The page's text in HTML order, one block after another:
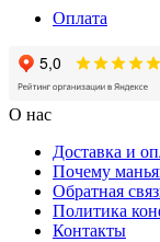
Оплата
О нас
Доставка и
Почему
Обратная
Политика
Контакты